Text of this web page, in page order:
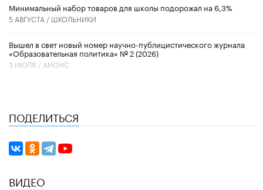
Минимальный набор товаров для школы подорожал на 6,3%
5 АВГУСТА / ШКОЛЬНИКИ
Вышел в свет новый номер научно-публицистического журнала
«Образовательная политика» № 2 (2026)
3 ИЮЛЯ / АНОНС
ПОДЕЛИТЬСЯ
ВИДЕО